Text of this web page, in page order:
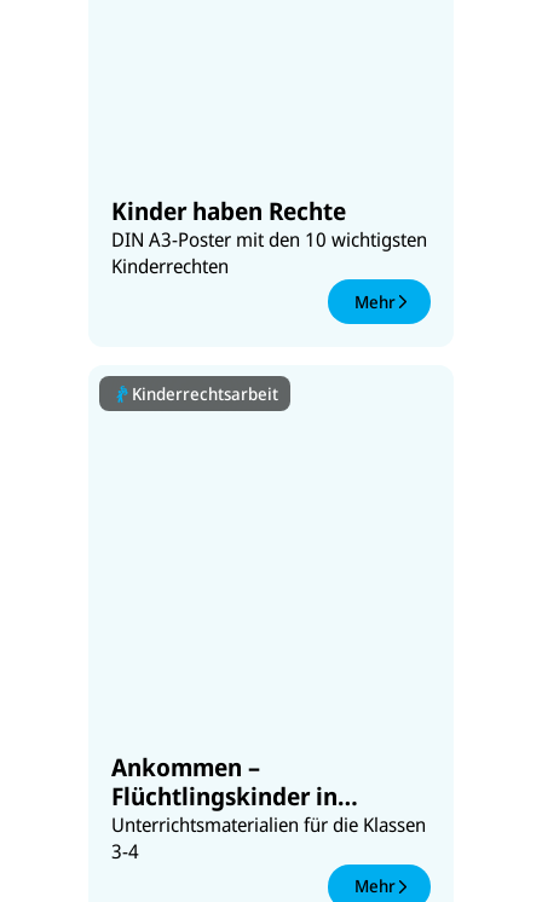
Kinder haben Rechte
DIN A3-Poster mit den 10 wichtigsten
Kinderrechten
Mehr
Kinderrechtsarbeit
Ankommen –
Flüchtlingskinder in
Deutschland
Unterrichtsmaterialien für die Klassen
3-4
Mehr